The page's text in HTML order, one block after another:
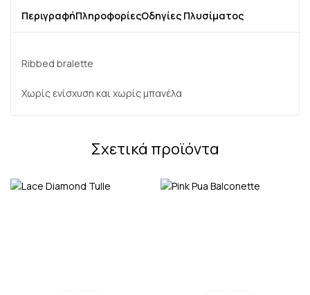
ΠεριγραφήΠληροφορίεςΟδηγίες Πλυσίματος
Ribbed bralette
Χωρίς ενίσχυση και χωρίς μπανέλα
Σχετικά προϊόντα